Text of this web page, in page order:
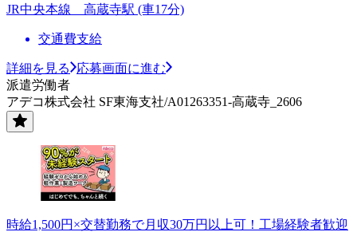
JR中央本線 高蔵寺駅 (車17分)
交通費支給
詳細を見る
応募画面に進む
派遣労働者
アデコ株式会社 SF東海支社/A01263351-高蔵寺_2606
時給1,500円×交替勤務で月収30万円以上可！工場経験者歓迎